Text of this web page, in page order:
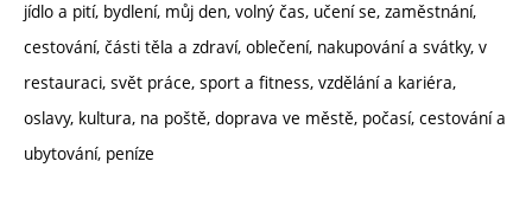
jídlo a pití, bydlení, můj den, volný čas, učení se, zaměstnání,
cestování, části těla a zdraví, oblečení, nakupování a svátky, v
restauraci, svět práce, sport a fitness, vzdělání a kariéra,
oslavy, kultura, na poště, doprava ve městě, počasí, cestování a
ubytování, peníze